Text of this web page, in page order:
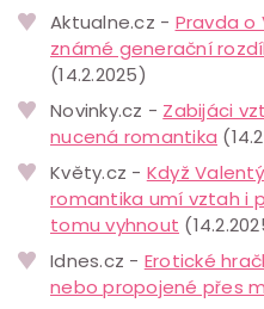
Aktualne.cz - Pravda o
známé generační
(14.2.2025)
Novinky.cz - Zabijáci
nucená romantika
Květy.cz - Když
romantika umí vztah i
tomu vyhnout
Idnes.cz - Erotické
nebo propojené přes